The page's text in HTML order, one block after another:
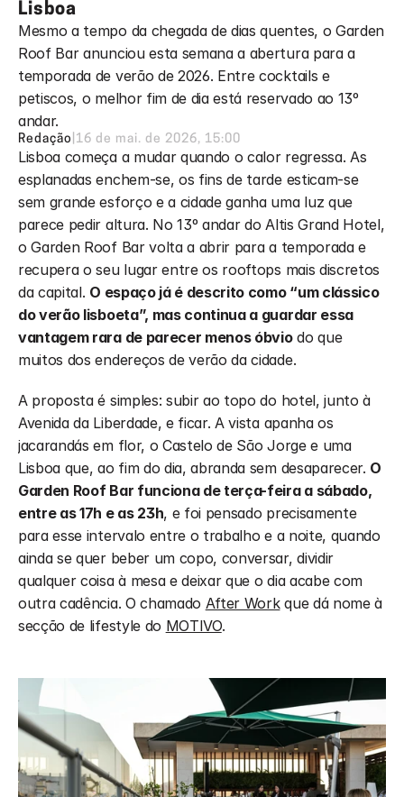
Lisboa
Mesmo a tempo da chegada de dias quentes, o Garden
Roof Bar anunciou esta semana a abertura para a
temporada de verão de 2026. Entre cocktails e
petiscos, o melhor fim de dia está reservado ao 13º
andar.
Redação 16 de mai. de 2026, 15:00
Lisboa começa a mudar quando o calor regressa. As
esplanadas enchem-se, os fins de tarde esticam-se
sem grande esforço e a cidade ganha uma luz que
parece pedir altura. No 13º andar do Altis Grand Hotel,
o Garden Roof Bar volta a abrir para a temporada e
recupera o seu lugar entre os rooftops mais discretos
da capital. O espaço já é descrito como “um clássico
do verão lisboeta”, mas continua a guardar essa
vantagem rara de parecer menos óbvio do que
muitos dos endereços de verão da cidade.
A proposta é simples: subir ao topo do hotel, junto à
Avenida da Liberdade, e ficar. A vista apanha os
jacarandás em flor, o Castelo de São Jorge e uma
Lisboa que, ao fim do dia, abranda sem desaparecer. O
Garden Roof Bar funciona de terça-feira a sábado,
entre as 17h e as 23h, e foi pensado precisamente
para esse intervalo entre o trabalho e a noite, quando
ainda se quer beber um copo, conversar, dividir
qualquer coisa à mesa e deixar que o dia acabe com
outra cadência. O chamado After Work que dá nome à
secção de lifestyle do MOTIVO.